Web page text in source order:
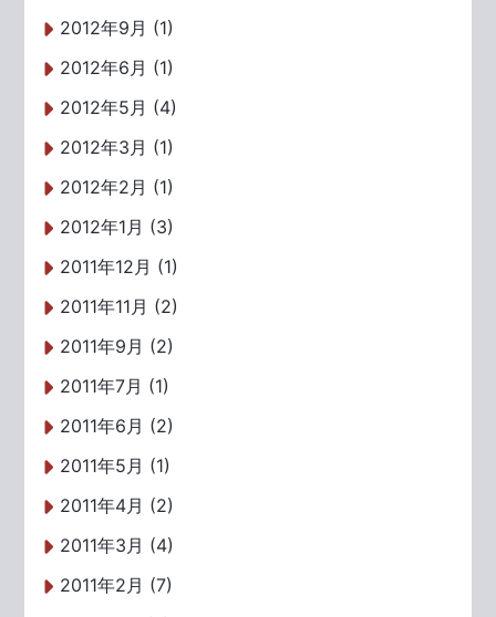
2012年9月 (1)
2012年6月 (1)
2012年5月 (4)
2012年3月 (1)
2012年2月 (1)
2012年1月 (3)
2011年12月 (1)
2011年11月 (2)
2011年9月 (2)
2011年7月 (1)
2011年6月 (2)
2011年5月 (1)
2011年4月 (2)
2011年3月 (4)
2011年2月 (7)